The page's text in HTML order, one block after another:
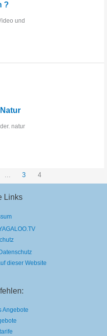
?
und
natur
… 3 4
Links
dieser Website
Angebote